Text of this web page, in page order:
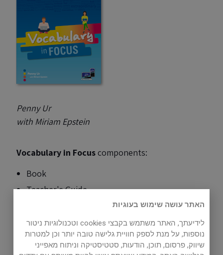
Penny Ur
with Miriam Epstein
Vocabulary in Focuscomponents:
Book
Teacher's Guide
Digital Extra (Wordlist Plus)
Sample Unit
האתר עושה שימוש בעוגיות
לידיעתך, האתר משתמש בקבצי cookies וטכנולוגיות ניטור
נוספות, על מנת לספק חוויית גלישה טובה יותר וכן למטרות
שיווק, פרסום, תוכן, הודעות, סטטיסטיקה וניתוח מאפייני